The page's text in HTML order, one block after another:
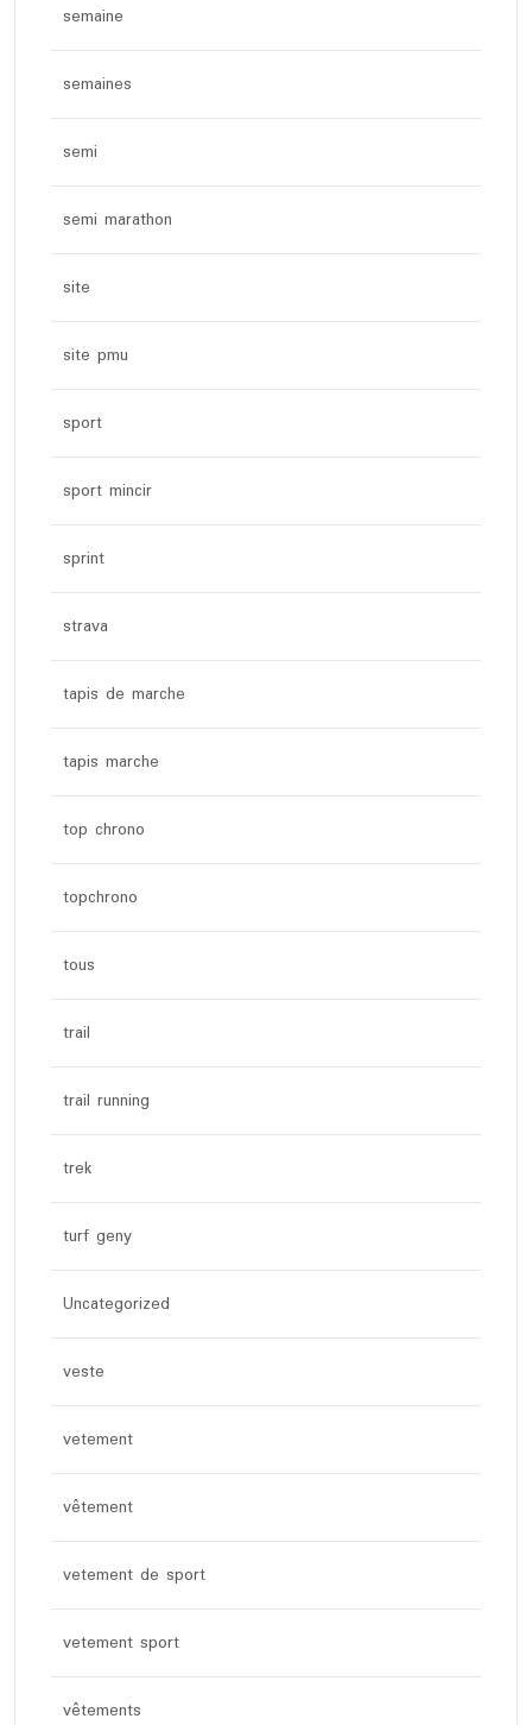
semaine
semaines
semi
semi marathon
site
site pmu
sport
sport mincir
sprint
strava
tapis de marche
tapis marche
top chrono
topchrono
tous
trail
trail running
trek
turf geny
Uncategorized
veste
vetement
vêtement
vetement de sport
vetement sport
vêtements